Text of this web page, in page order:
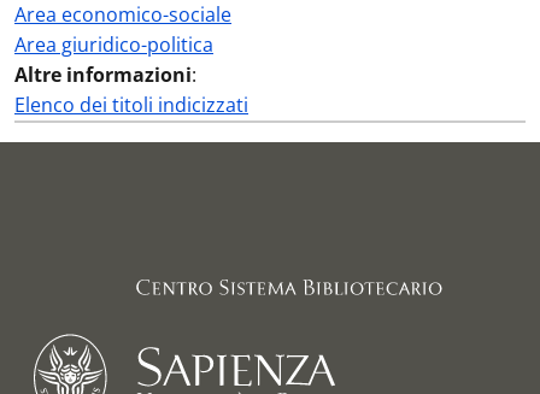
Area economico-sociale
Area giuridico-politica
Altre informazioni:
Elenco dei titoli indicizzati